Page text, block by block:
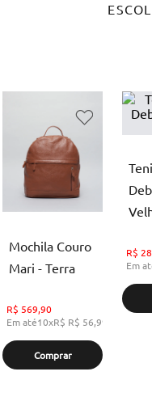
Mochila Couro
Mari - Terra
R$ 569,90
Em até10xR$ R$ 56,99
Comprar
R$
Em